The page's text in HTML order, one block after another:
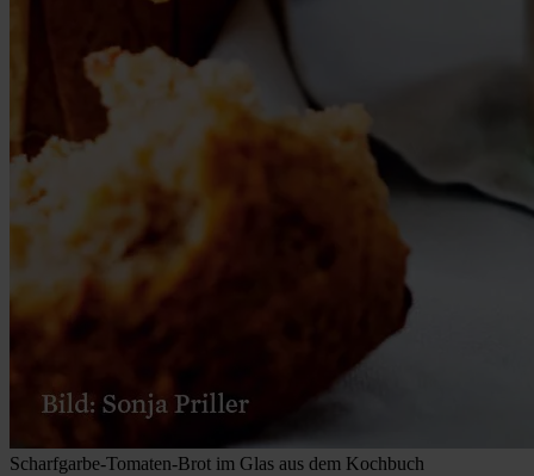
Scharfgarbe-Tomaten-Brot im Glas aus dem Kochbuch